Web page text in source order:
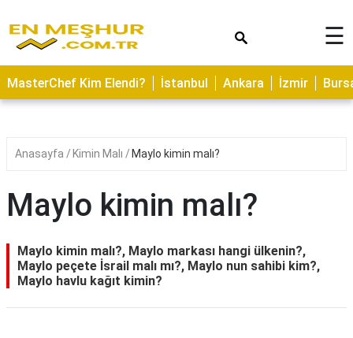
ASTROLOJİ
SAĞLIK
YERLER
NEDİR
☰
MasterChef Kim Elendi? İstanbul Ankara İzmir
Anasayfa Kimin Malı Maylo kimin malı?
Maylo kimin malı?
Maylo kimin malı?, Maylo markası hangi ülkenin?,
Maylo peçete İsrail malı mı?, Maylo nun sahibi kim?,
Maylo havlu kağıt kimin?